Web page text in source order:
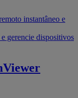
instantâneo e
gerencie dispositivos